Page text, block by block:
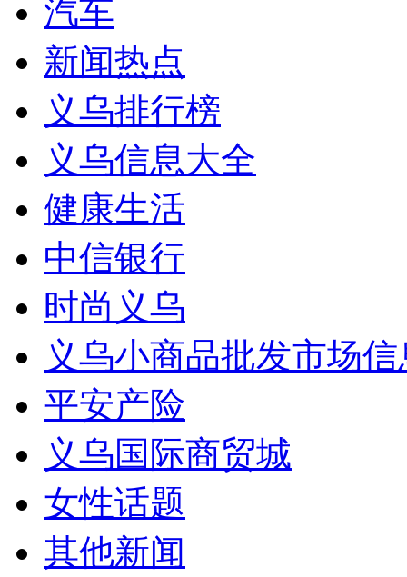
汽车
新闻热点
义乌排行榜
义乌信息大全
健康生活
中信银行
时尚义乌
义乌小商品批发市场
平安产险
义乌国际商贸城
女性话题
其他新闻